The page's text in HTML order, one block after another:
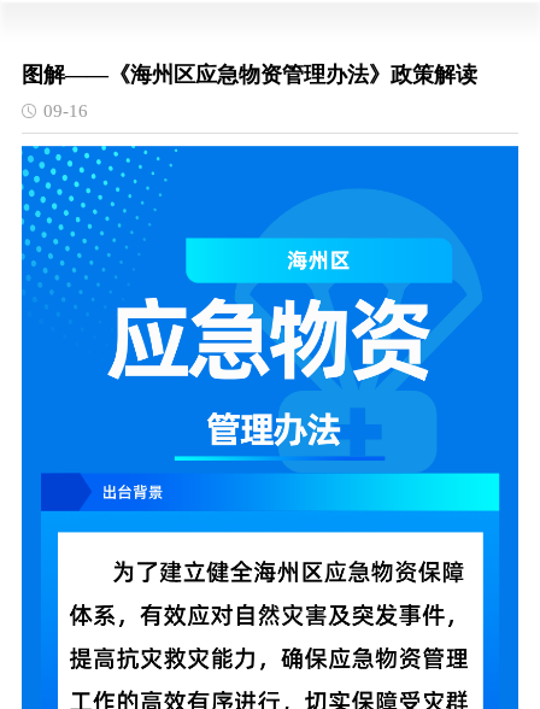
图解——《海州区应急物资管理办法》政策解读
09-16